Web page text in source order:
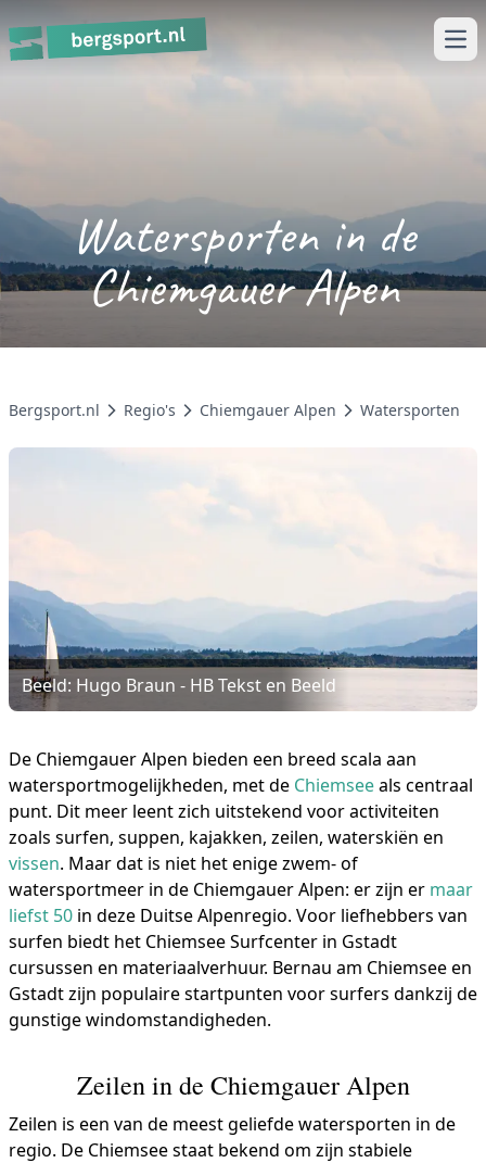
Watersporten in de
Chiemgauer Alpen
Bergsport.nl Regio's Chiemgauer Alpen Watersporten
Beeld: Hugo Braun - HB Tekst en Beeld
De Chiemgauer Alpen bieden een breed scala aan
watersportmogelijkheden, met de Chiemseeals centraal
punt. Dit meer leent zich uitstekend voor activiteiten
zoals surfen, suppen, kajakken, zeilen, waterskiën en
vissen. Maar dat is niet het enige zwem- of
watersportmeer in de Chiemgauer Alpen: er zijn er maar
liefst 50 in deze Duitse Alpenregio. Voor liefhebbers van
surfen biedt het Chiemsee Surfcenter in Gstadt
cursussen en materiaalverhuur. Bernau am Chiemsee en
Gstadt zijn populaire startpunten voor surfers dankzij de
gunstige windomstandigheden.
Zeilen in de Chiemgauer Alpen
Zeilen is een van de meest geliefde watersporten in de
regio. De Chiemsee staat bekend om zijn stabiele